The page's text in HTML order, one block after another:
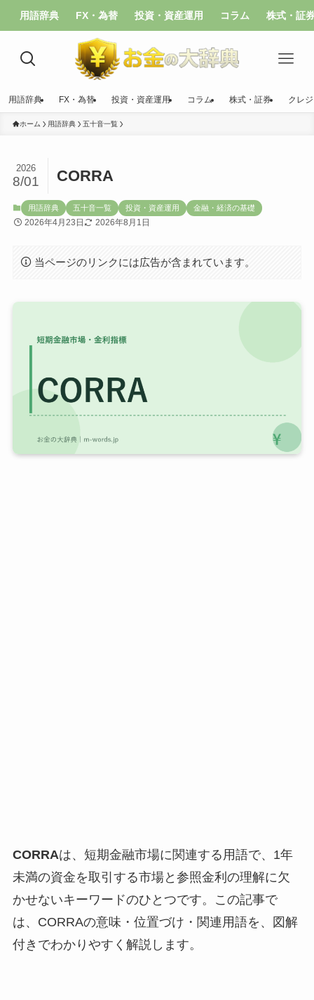
用語辞典 FX・為替 投資・資産運用 コラム 株式・証
用語辞典 FX・為替 投資・資産運用 コラム 株式・証券 クレ
ホーム 用語辞典 五十音一覧
CORRA
2026
8/01
用語辞典 五十音一覧 投資・資産運用 金融・経済の基礎
2026年4月23日 2026年8月1日
当ページのリンクには広告が含まれています。
CORRAは、短期金融市場に関連する用語で、1年
未満の資金を取引する市場と参照金利の理解に欠
かせないキーワードのひとつです。この記事で
は、CORRAの意味・位置づけ・関連用語を、図解
付きでわかりやすく解説します。